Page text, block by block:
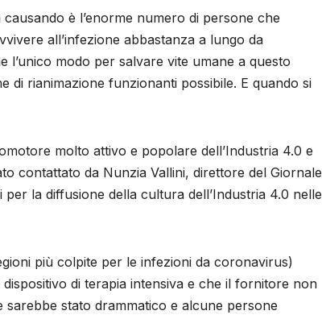
è l’enorme numero di persone che
all’infezione abbastanza a lungo da
modo per salvare vite umane a questo
di rianimazione funzionanti possibile. E quando si
molto attivo e popolare dell’Industria 4.0 e
contattato da Nunzia Vallini, direttore del Giornale
la diffusione della cultura dell’Industria 4.0 nelle
più colpite per le infezioni da coronavirus)
di terapia intensiva e che il fornitore non
stato drammatico e alcune persone